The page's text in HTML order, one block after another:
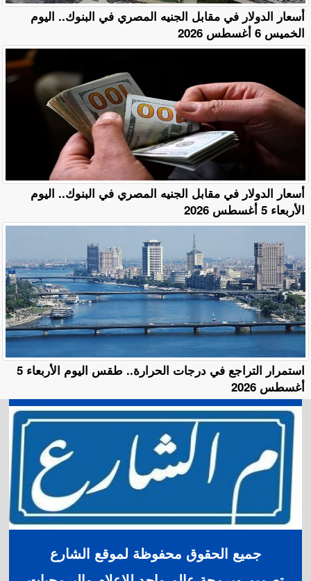
أسعار الدولار في مقابل الجنيه المصري في البنوك.. اليوم
الخميس 6 أغسطس 2026
أسعار الدولار في مقابل الجنيه المصري في البنوك.. اليوم
الأربعاء 5 أغسطس 2026
استمرار التراجع في درجات الحرارة.. طقس اليوم الأربعاء 5
أغسطس 2026
جميع الحقوق محفوظة لموقع الشارع